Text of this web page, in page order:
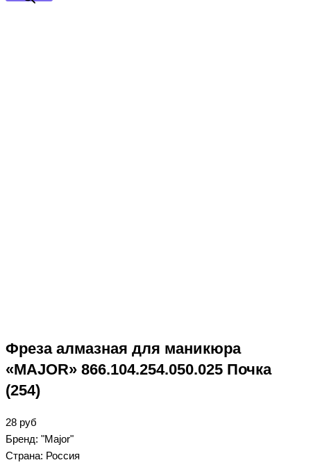
Фреза алмазная для маникюра
«MAJOR» 866.104.254.050.025 Почка
(254)
28 руб
Бренд: "Major"
Страна: Россия